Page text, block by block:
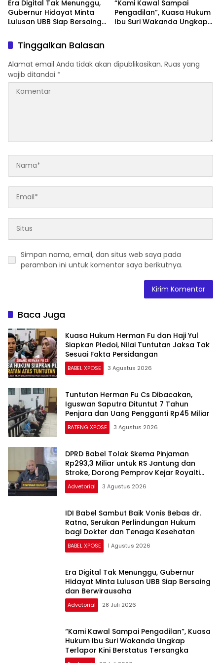
Era Digital Tak Menunggu,
Gubernur Hidayat Minta
Lulusan UBB Siap Bersaing
“Kami Kawal Sampai
Pengadilan”, Kuasa Hukum
Ibu Suri Wakanda Ungkap
Tinggalkan Balasan
Alamat email Anda tidak akan dipublikasikan. Ruas yang
wajib ditandai *
Simpan nama, email, dan situs web saya pada
peramban ini untuk komentar saya berikutnya.
Baca Juga
Kuasa Hukum Herman Fu dan Haji Yul
Siapkan Pledoi, Nilai Tuntutan Jaksa Tak
Sesuai Fakta Persidangan
BABEL XPOSE 3 Agustus 2026
Tuntutan Herman Fu Cs Dibacakan,
Iguswan Saputra Dituntut 7 Tahun
Penjara dan Uang Pengganti Rp45 Miliar
BATENG XPOSE 3 Agustus 2026
DPRD Babel Tolak Skema Pinjaman
Rp293,3 Miliar untuk RS Jantung dan
Stroke, Dorong Pemprov Kejar Royalti
Timah
Advetorial 3 Agustus 2026
IDI Babel Sambut Baik Vonis Bebas dr.
Ratna, Serukan Perlindungan Hukum
bagi Dokter dan Tenaga Kesehatan
BABEL XPOSE 1 Agustus 2026
Era Digital Tak Menunggu, Gubernur
Hidayat Minta Lulusan UBB Siap Bersaing
dan Berwirausaha
Advetorial 28 Juli 2026
“Kami Kawal Sampai Pengadilan”, Kuasa
Hukum Ibu Suri Wakanda Ungkap
Terlapor Kini Berstatus Tersangka